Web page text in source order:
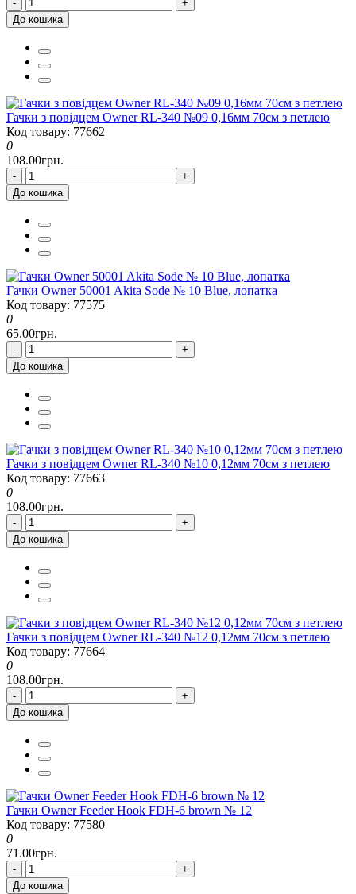
-
+
До кошика
Гачки з повідцем Owner RL-340 №09 0,16мм 70см з петлею
Код товару: 77662
0
108.00грн.
-
+
До кошика
Гачки Owner 50001 Akita Sode № 10 Blue, лопатка
Код товару: 77575
0
65.00грн.
-
+
До кошика
Гачки з повідцем Owner RL-340 №10 0,12мм 70см з петлею
Код товару: 77663
0
108.00грн.
-
+
До кошика
Гачки з повідцем Owner RL-340 №12 0,12мм 70см з петлею
Код товару: 77664
0
108.00грн.
-
+
До кошика
Гачки Owner Feeder Hook FDH-6 brown № 12
Код товару: 77580
0
71.00грн.
-
+
До кошика